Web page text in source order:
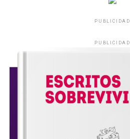
PUBLICIDAD
PUBLICIDAD